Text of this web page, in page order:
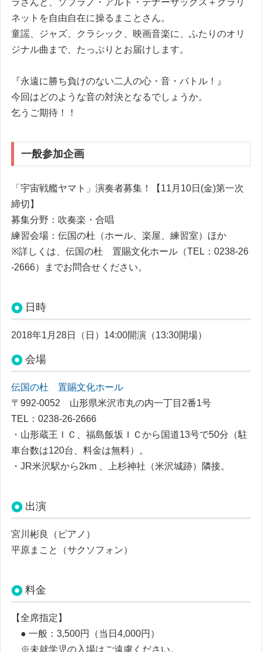
ネットを自由自在に操るまことさん。
童謡、ジャズ、クラシック、映画音楽に、ふたりのオリ
ジナル曲まで、たっぷりとお届けします。
『永遠に勝ち負けのない二人の心・音・バトル！』
今回はどのような音の対決となるでしょうか。
乞うご期待！！
一般参加企画
「宇宙戦艦ヤマト」演奏者募集！【11月10日(金)第一次
締切】
募集分野：吹奏楽・合唱
練習会場：伝国の杜（ホール、楽屋、練習室）ほか
※詳しくは、伝国の杜 置賜文化ホール（TEL：0238-26
-2666）までお問合せください。
日時
2018年1月28日（日）14:00開演（13:30開場）
会場
伝国の杜 置賜文化ホール
〒992-0052 山形県米沢市丸の内一丁目2番1号
TEL：0238-26-2666
・山形蔵王ＩＣ、福島飯坂ＩＣから国道13号で50分（駐
車台数は120台、料金は無料）。
・JR米沢駅から2km 、上杉神社（米沢城跡）隣接。
出演
宮川彬良（ピアノ）
平原まこと（サクソフォン）
料金
【全席指定】
● 一般：3,500円（当日4,000円）
※未就学児の入場はご遠慮ください。